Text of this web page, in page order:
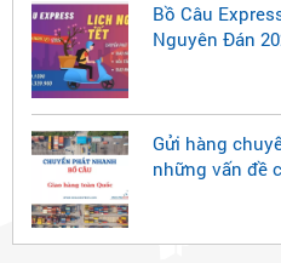
Bồ Câu
Nguyên Đán
Gửi hàng
những vấn đề